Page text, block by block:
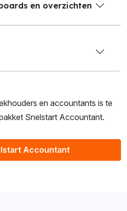
en overzichten
en accountants is te
Snelstart Accountant.
Accountant